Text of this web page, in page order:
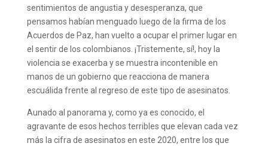
sentimientos de angustia y desesperanza, que
pensamos habían menguado luego de la firma de los
Acuerdos de Paz, han vuelto a ocupar el primer lugar en
el sentir de los colombianos. ¡Tristemente, sí!, hoy la
violencia se exacerba y se muestra incontenible en
manos de un gobierno que reacciona de manera
escuálida frente al regreso de este tipo de asesinatos.
Aunado al panorama y, como ya es conocido, el
agravante de esos hechos terribles que elevan cada vez
más la cifra de asesinatos en este 2020, entre los que